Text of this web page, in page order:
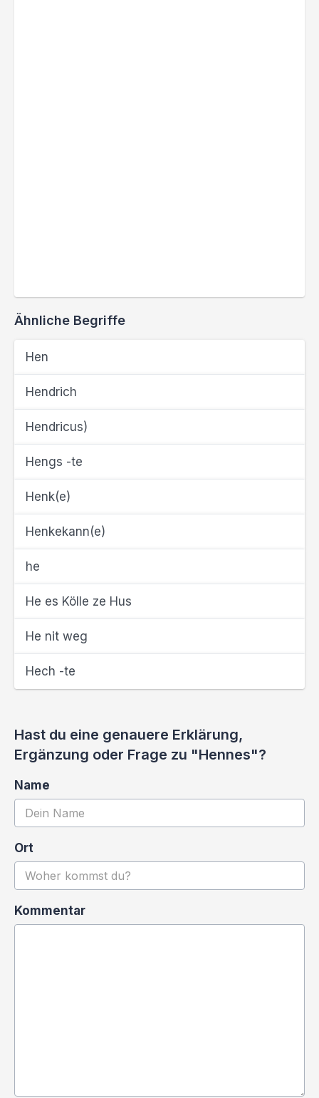
Ähnliche Begriffe
Hen
Hendrich
Hendricus)
Hengs -te
Henk(e)
Henkekann(e)
he
He es Kölle ze Hus
He nit weg
Hech -te
Hast du eine genauere Erklärung,
Ergänzung oder Frage zu "Hennes"?
Name
Ort
Kommentar